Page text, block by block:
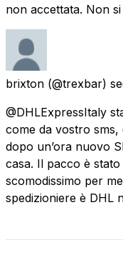
non accettata. Non
brixton (@trexbar)
@DHLExpressItaly
come da vostro
dopo un’ora nuovo
casa. Il pacco è
scomodissimo per
spedizioniere è DHL